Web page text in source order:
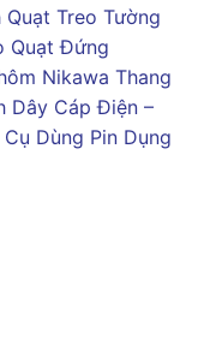
Quạt Treo Tường
Quạt Đứng
Nikawa Thang
Dây Cáp Điện –
Cụ Dùng Pin Dụng